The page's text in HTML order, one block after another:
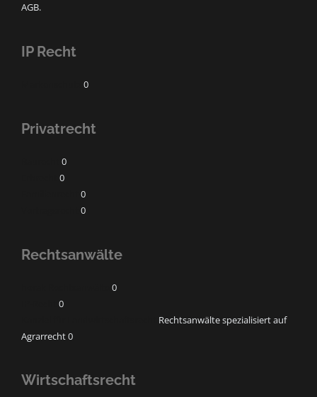
AGB.
IP Recht
0
Privatrecht
0
0
0
0
Rechtsanwälte
0
0
Rechtsanwälte spezialisiert auf
Agrarrecht 0
Wirtschaftsrecht